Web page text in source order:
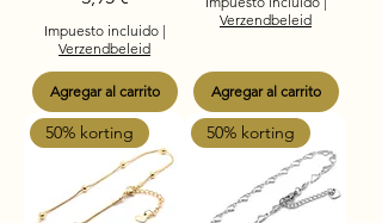
Impuesto incluido|
Verzendbeleid
Agregar al carrito
Verzendbeleid
Agregar al carrito
50% korting 50% korting